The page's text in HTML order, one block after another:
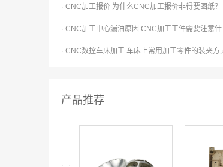
· CNC加工报价 为什么CNC加工报价非得要图纸？
· CNC加工中心漏油原因 CNC加工工件需要注意什
· CNC数控车床加工 车床上常用加工零件的装夹方
产品推荐